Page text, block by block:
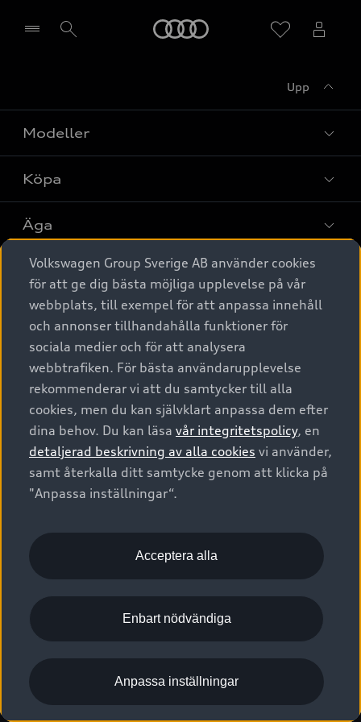
Volkswagen Group Sverige AB använder cookies
för att ge dig bästa möjliga upplevelse på vår
webbplats, till exempel för att anpassa innehåll
och annonser tillhandahålla funktioner för
sociala medier och för att analysera
webbtrafiken. För bästa användarupplevelse
rekommenderar vi att du samtycker till alla
cookies, men du kan självklart anpassa dem efter
dina behov. Du kan läsa vår integritetspolicy, en
detaljerad beskrivning av alla cookies vi använder,
samt återkalla ditt samtycke genom att klicka på
"Anpassa inställningar“.
Acceptera alla
Enbart nödvändiga
Anpassa inställningar
Upp
Modeller
Alla modeller
Elbilar
A6 modellerna
SUV
Avant
Audi Sport
Köpa
Privaterbjudanden
Privatleasing
Nya bilar i lager
Begagnade bilar i lager
Audi approved :plus - så gott som nya
Finansiering
Audi exclusive
Provkörning
Äga
Service & tillbehör
Audi digital services
Originaltillbehör - köp online
Garantier
Försäkring
Digitala manualer för din Audi
Audi Collection – livsstilsartiklar
Vanliga frågor
2G/3G nätet stängs ned - Hur påverkas min bil av detta?
Tjänstebil
Tjänstebil
Business lease online
Företagsleasing
Om Audi Sverige
Kontakta oss
Audi Återförsäljare/-serviceverkstad
myAudi
Pressmeddelanden
Nyhetsbrev
Vårt hållbarhetsarbete
Lediga tjänster huvudkontor
Lediga tjänster hos Audi Återförsäljare
Kommentar till mediauppgifter om dataläcka
© 2026 AUDI SVERIGE. All Rights Reserved.
Utgivare Juridiskt
Juridiskt Audi AG
Juridiskt Audi Digital Giveaway
Anpassa inställningar för cookies
Visselblåsarkanaler